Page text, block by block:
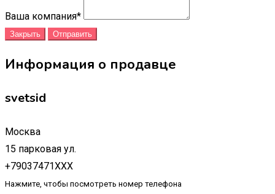
Ваша компания*
Закрыть Отправить
Информация о продавце
svetsid
Москва
15 парковая ул.
+79037471XXX
Нажмите, чтобы посмотреть номер телефона